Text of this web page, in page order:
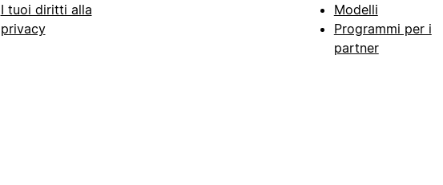
I tuoi diritti alla
privacy
Modelli
Programmi per i
partner